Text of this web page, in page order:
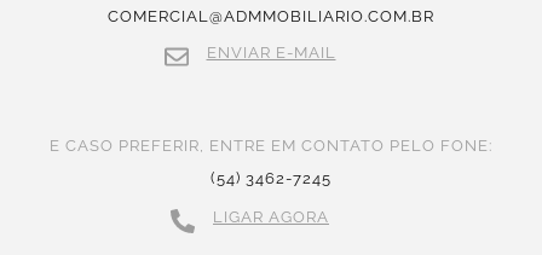
COMERCIAL@ADMMOBILIARIO.COM.BR
ENVIAR E-MAIL
E CASO PREFERIR, ENTRE EM CONTATO PELO FONE:
(54) 3462-7245
LIGAR AGORA